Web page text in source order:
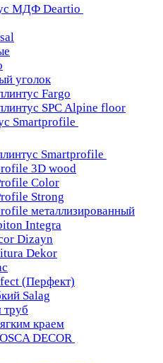
МДФ Deartio
уголок
Fargo
SPC Alpine floor
Smartprofile
Smartprofile
3D wood
Color
Strong
металлизированный
Integra
Dizayn
Dekor
(Перфект)
Salag
труб
краем
DECOR